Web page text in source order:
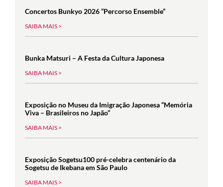
Concertos Bunkyo 2026 “Percorso Ensemble”
SAIBA MAIS >
Bunka Matsuri – A Festa da Cultura Japonesa
SAIBA MAIS >
Exposição no Museu da Imigração Japonesa “Memória
Viva – Brasileiros no Japão”
SAIBA MAIS >
Exposição Sogetsu100 pré-celebra centenário da
Sogetsu de Ikebana em São Paulo
SAIBA MAIS >